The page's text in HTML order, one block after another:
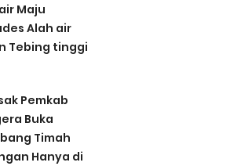
Maju
Alah air
Tebing tinggi
Pemkab
Buka
Timah
Hanya di